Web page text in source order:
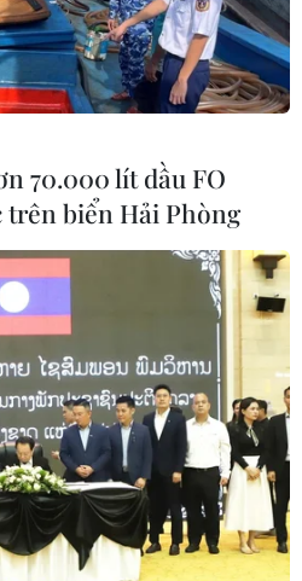
70.000 lít dầu FO
biển Hải Phòng